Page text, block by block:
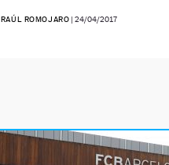
RAÚL ROMOJARO |24/04/2017